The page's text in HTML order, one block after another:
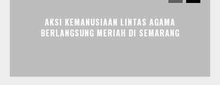
AKSI KEMANUSIAAN LINTAS AGAMA
BERLANGSUNG MERIAH DI SEMARANG